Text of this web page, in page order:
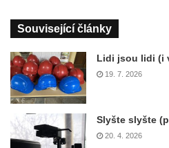
Související články
Lidi jsou lidi (i
19. 7. 2026
Slyšte slyšte
20. 4. 2026